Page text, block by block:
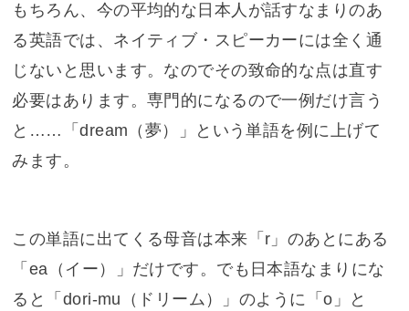
もちろん、今の平均的な日本人が話すなまりのあ
る英語では、ネイティブ・スピーカーには全く通
じないと思います。なのでその致命的な点は直す
必要はあります。専門的になるので一例だけ言う
と……「dream（夢）」という単語を例に上げて
みます。
この単語に出てくる母音は本来「r」のあとにある
「ea（イー）」だけです。でも日本語なまりにな
ると「dori-mu（ドリーム）」のように「o」と